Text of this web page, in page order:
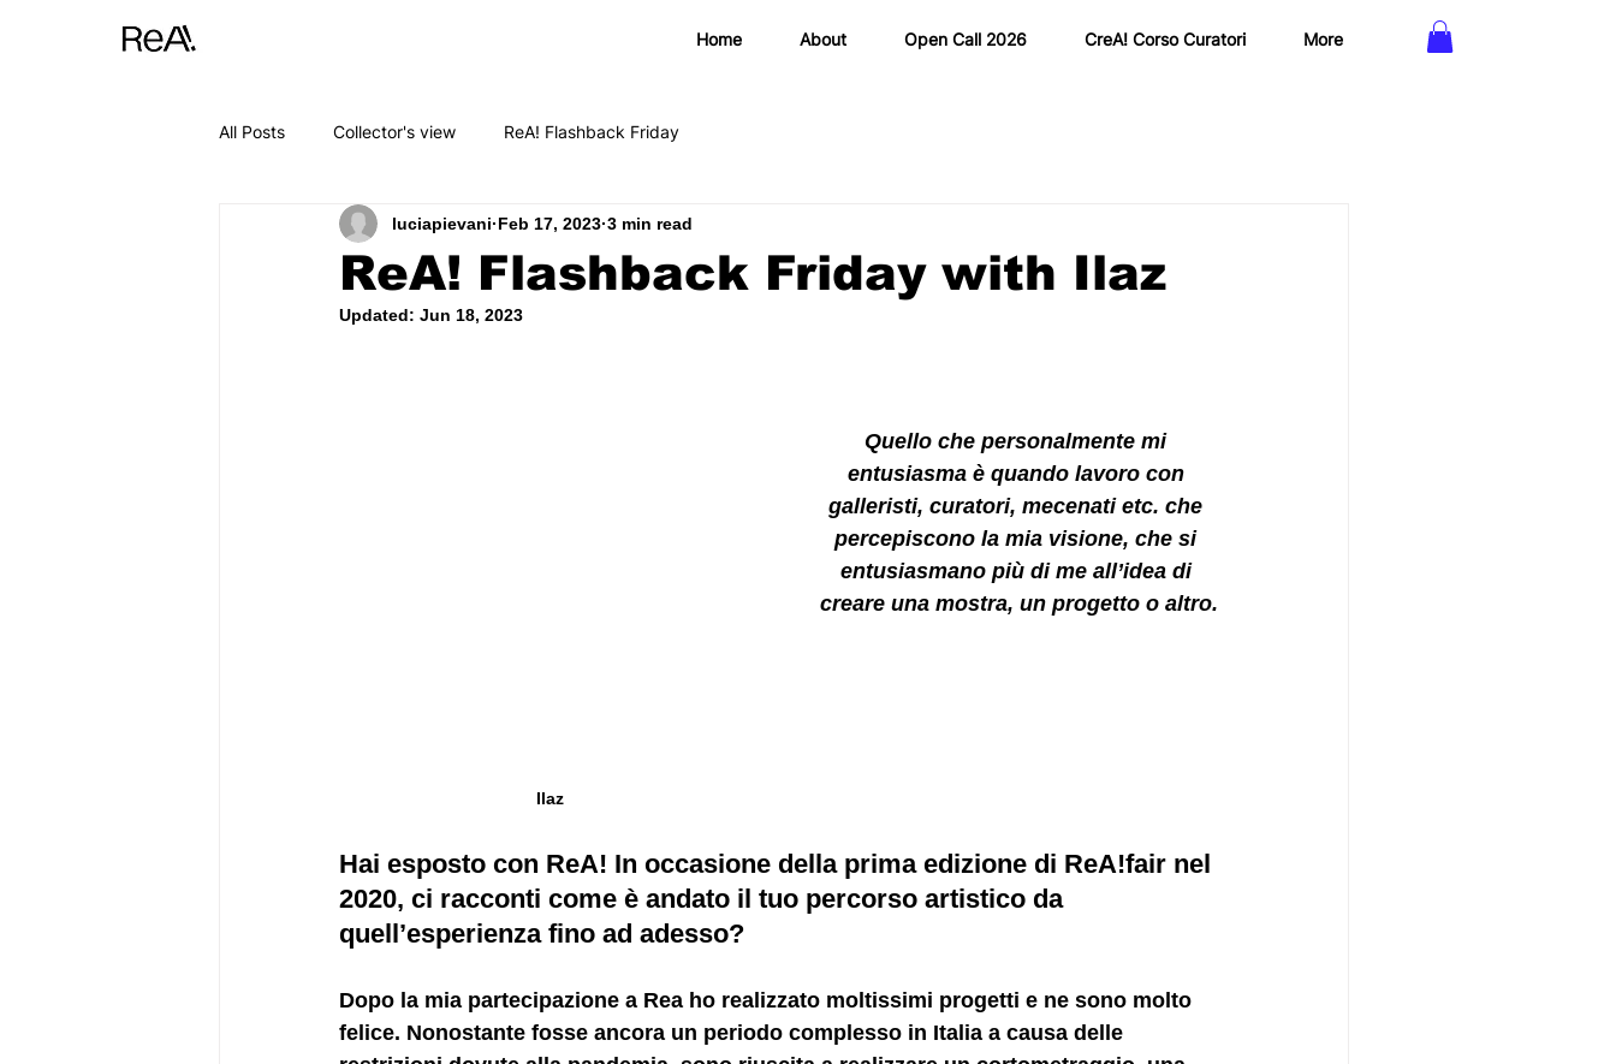
Home About Open Call 2026 CreA! Corso Curatori More
All Posts Collector's view ReA! Flashback Friday
ReA! Flashback Friday with Ilaz
luciapievani Feb 17, 2023 3 min read
Updated: Jun 18, 2023
Ilaz
Quello che personalmente mi
entusiasma è quando lavoro con
galleristi, curatori, mecenati etc. che
percepiscono la mia visione, che si
entusiasmano più di me all’idea di
creare una mostra, un progetto o altro.
Hai esposto con ReA! In occasione della prima edizione di ReA!fair nel
2020, ci racconti come è andato il tuo percorso artistico da
quell’esperienza fino ad adesso?
Dopo la mia partecipazione a Rea ho realizzato moltissimi progetti e ne sono molto
felice. Nonostante fosse ancora un periodo complesso in Italia a causa delle